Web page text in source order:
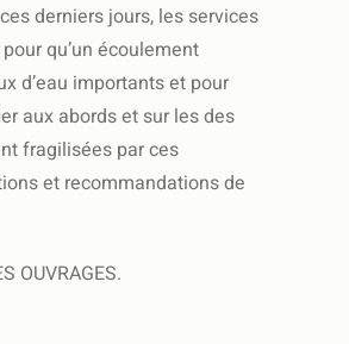
derniers jours, les services
qu’un écoulement
d’eau importants et pour
aux abords et sur les des
fragilisées par ces
et recommandations de
OUVRAGES.